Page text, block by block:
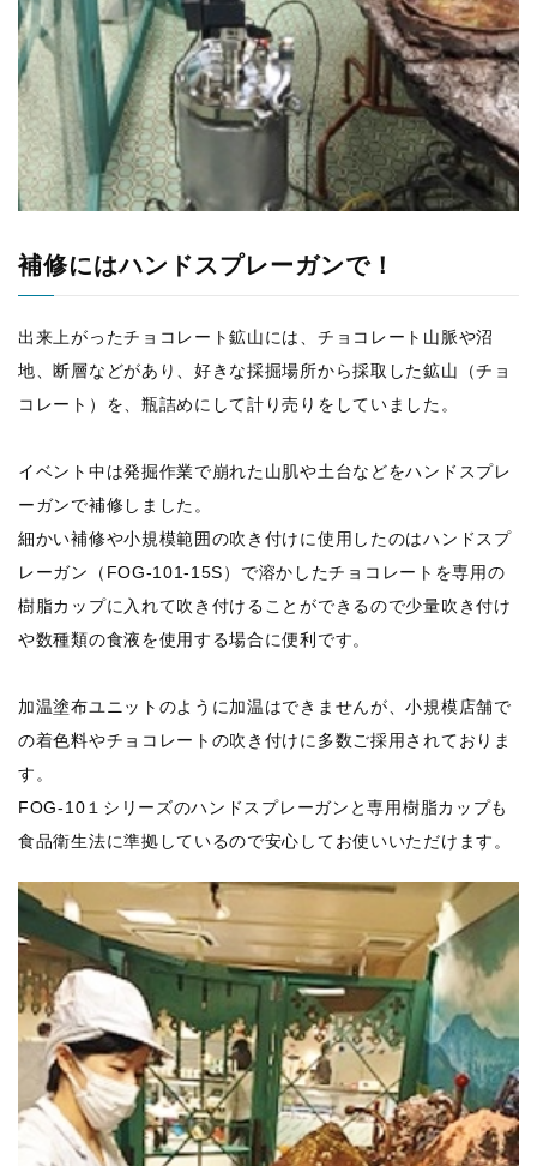
補修にはハンドスプレーガンで！
出来上がったチョコレート鉱山には、チョコレート山脈や沼
地、断層などがあり、好きな採掘場所から採取した鉱山（チョ
コレート）を、瓶詰めにして計り売りをしていました。
イベント中は発掘作業で崩れた山肌や土台などをハンドスプレ
ーガンで補修しました。
細かい補修や小規模範囲の吹き付けに使用したのはハンドスプ
レーガン（FOG-101-15S）で溶かしたチョコレートを専用の
樹脂カップに入れて吹き付けることができるので少量吹き付け
や数種類の食液を使用する場合に便利です。
加温塗布ユニットのように加温はできませんが、小規模店舗で
の着色料やチョコレートの吹き付けに多数ご採用されておりま
す。
FOG-10１シリーズのハンドスプレーガンと専用樹脂カップも
食品衛生法に準拠しているので安心してお使いいただけます。